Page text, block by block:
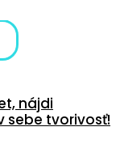
nájdi
sebe tvorivosť!